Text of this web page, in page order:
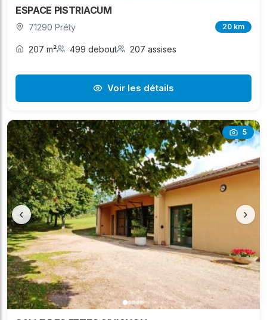
ESPACE PISTRIACUM
71290 Préty 20 km
207 m² 499 debout 207 assises
Voir les détails
5
‹ ›